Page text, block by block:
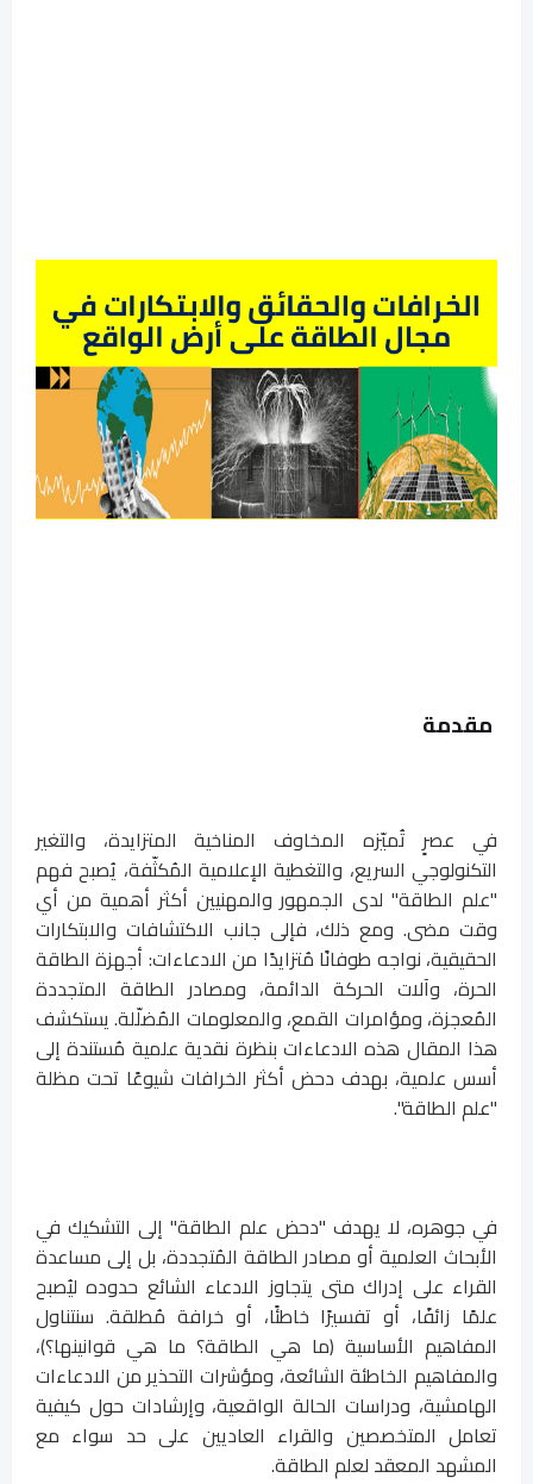
مقدمة
في عصرٍ تُميّزه المخاوف المناخية المتزايدة، والتغير
التكنولوجي السريع، والتغطية الإعلامية المُكثّفة، يُصبح فهم
"علم الطاقة" لدى الجمهور والمهنيين أكثر أهمية من أي
وقت مضى. ومع ذلك، فإلى جانب الاكتشافات والابتكارات
الحقيقية، نواجه طوفانًا مُتزايدًا من الادعاءات: أجهزة الطاقة
الحرة، وآلات الحركة الدائمة، ومصادر الطاقة المتجددة
المُعجزة، ومؤامرات القمع، والمعلومات المُضلّلة. يستكشف
هذا المقال هذه الادعاءات بنظرة نقدية علمية مُستندة إلى
أسس علمية، بهدف دحض أكثر الخرافات شيوعًا تحت مظلة
"علم الطاقة".
في جوهره، لا يهدف "دحض علم الطاقة" إلى التشكيك في
الأبحاث العلمية أو مصادر الطاقة المُتجددة، بل إلى مساعدة
القراء على إدراك متى يتجاوز الادعاء الشائع حدوده ليُصبح
علمًا زائفًا، أو تفسيرًا خاطئًا، أو خرافة مُطلقة. سنتناول
المفاهيم الأساسية (ما هي الطاقة؟ ما هي قوانينها؟)،
والمفاهيم الخاطئة الشائعة، ومؤشرات التحذير من الادعاءات
الهامشية، ودراسات الحالة الواقعية، وإرشادات حول كيفية
تعامل المتخصصين والقراء العاديين على حد سواء مع
المشهد المعقد لعلم الطاقة.